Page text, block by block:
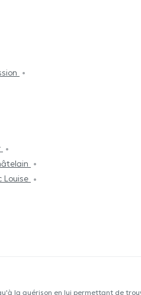
Louise
la guérison en lui permettant de